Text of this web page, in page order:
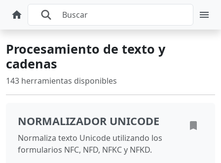
Procesamiento de texto y
cadenas
143 herramientas disponibles
NORMALIZADOR UNICODE
Normaliza texto Unicode utilizando los
formularios NFC, NFD, NFKC y NFKD.